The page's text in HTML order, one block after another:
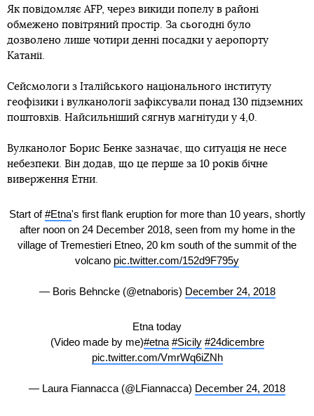
Як повідомляє AFP, через викиди попелу в районі
обмежено повітряний простір. За сьогодні було
дозволено лише чотири денні посадки у аеропорту
Катанії.
Сейсмологи з Італійського національного інституту
геофізики і вулканології зафіксували понад 130 підземних
поштовхів. Найсильніший сягнув магнітуди у 4,0.
Вулканолог Борис Бенке зазначає, що ситуація не несе
небезпеки. Він додав, що це перше за 10 років бічне
виверження Етни.
Start of#Etna's first flank eruption for more than 10 years, shortly
after noon on 24 December 2018, seen from my home in the
village of Tremestieri Etneo, 20 km south of the summit of the
volcano pic.twitter.com/152d9F795y
— Boris Behncke (@etnaboris) December 24, 2018
Etna today
(Video made by me)#etna #Sicily #24dicembre
pic.twitter.com/VmrWq6iZNh
— Laura Fiannacca (@LFiannacca) December 24, 2018